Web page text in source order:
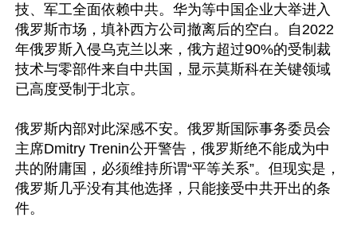
技、军工全面依赖中共。华为等中国企业大举进入
俄罗斯市场，填补西方公司撤离后的空白。自2022
年俄罗斯入侵乌克兰以来，俄方超过90%的受制裁
技术与零部件来自中共国，显示莫斯科在关键领域
已高度受制于北京。
俄罗斯内部对此深感不安。俄罗斯国际事务委员会
主席Dmitry Trenin公开警告，俄罗斯绝不能成为中
共的附庸国，必须维持所谓“平等关系”。但现实是，
俄罗斯几乎没有其他选择，只能接受中共开出的条
件。